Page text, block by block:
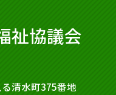
祉協議会
清水町375番地